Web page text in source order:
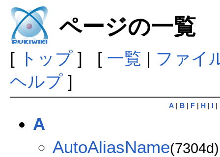
ページの一覧
[ トップ] [ 一覧 | ファイ
ヘルプ]
A | B | F | H | I |
A
AutoAliasName(7304d)